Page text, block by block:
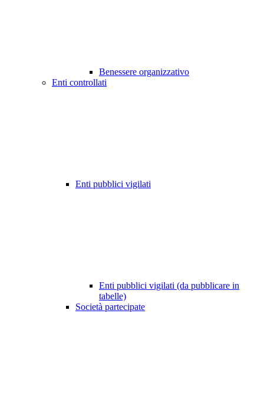
Benessere organizzativo
Enti controllati
Enti pubblici vigilati
Enti pubblici vigilati (da pubblicare in
tabelle)
Società partecipate